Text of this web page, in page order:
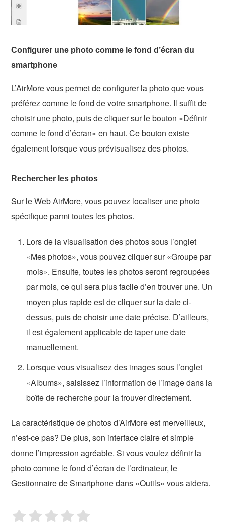
Configurer une photo comme le fond d’écran du
smartphone
L’AirMore vous permet de configurer la photo que vous
préférez comme le fond de votre smartphone. Il suffit de
choisir une photo, puis de cliquer sur le bouton «Définir
comme le fond d’écran» en haut. Ce bouton existe
également lorsque vous prévisualisez des photos.
Rechercher les photos
Sur le Web AirMore, vous pouvez localiser une photo
spécifique parmi toutes les photos.
Lors de la visualisation des photos sous l’onglet
«Mes photos», vous pouvez cliquer sur «Groupe par
mois». Ensuite, toutes les photos seront regroupées
par mois, ce qui sera plus facile d’en trouver une. Un
moyen plus rapide est de cliquer sur la date ci-
dessus, puis de choisir une date précise. D’ailleurs,
il est également applicable de taper une date
manuellement.
Lorsque vous visualisez des images sous l’onglet
«Albums», saisissez l’information de l’image dans la
boîte de recherche pour la trouver directement.
La caractéristique de photos d’AirMore est merveilleux,
n’est-ce pas? De plus, son interface claire et simple
donne l’impression agréable. Si vous voulez définir la
photo comme le fond d’écran de l’ordinateur, le
Gestionnaire de Smartphone dans «Outils» vous aidera.